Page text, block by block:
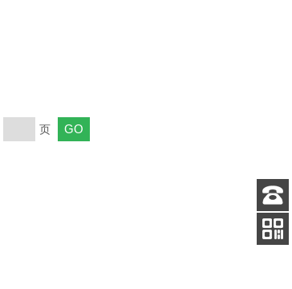
页
客服
电话